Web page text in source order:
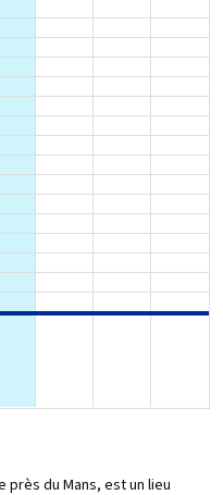
près du Mans, est un lieu